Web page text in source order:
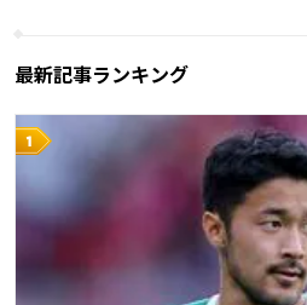
最新記事ランキング